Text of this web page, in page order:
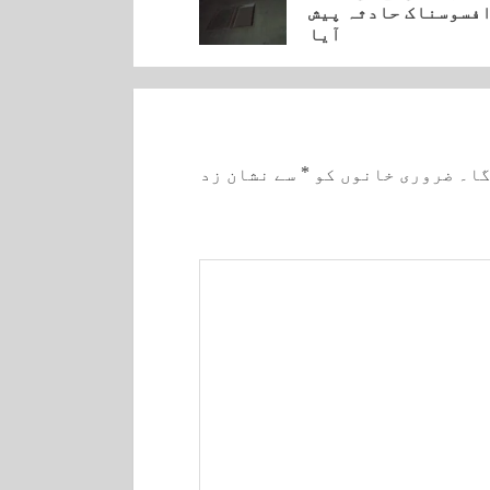
افسوسناک حادثہ پیش
آیا
ضروری خانوں کو * سے نشان زد